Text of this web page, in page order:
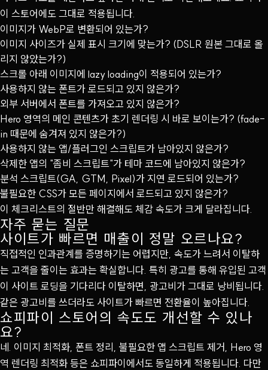
이 스토어에도 그대로 적용됩니다.
이미지가 WebP로 변환되어 있는가?
이미지 사이즈가 실제 표시 크기에 맞는가? (DSLR 원본 그대로 올
리지 않았는가?)
스크롤 아래 이미지에 lazy loading이 적용되어 있는가?
사용하지 않는 폰트가 로드되고 있지 않은가?
외부 서버에서 폰트를 가져오고 있지 않은가?
Hero 영역의 메인 콘텐츠가 초기 렌더링 시 바로 보이는가? (fade-
in 때문에 숨겨져 있지 않은가?)
사용하지 않는 앱/플러그인 스크립트가 남아있지 않은가?
삭제한 앱의 "좀비 스크립트"가 테마 코드에 남아있지 않은가?
분석 스크립트(GA, GTM, Pixel)가 지연 로드되어 있는가?
불필요한 CSS가 모든 페이지에서 로드되고 있지 않은가?
이 체크리스트의 절반만 해결해도 체감 속도가 크게 달라집니다.
자주 묻는 질문
사이트가 빠르면 매출이 정말 오르나요?
직접적인 인과관계를 증명하기는 어렵지만, 속도가 느려서 이탈하
는 고객을 줄이는 효과는 확실합니다. 특히 광고를 통해 유입된 고객
이 사이트 로딩을 기다리다 이탈하면, 광고비가 그대로 낭비됩니다.
같은 광고비를 쓰더라도 사이트가 빠르면 전환율이 높아집니다.
쇼피파이 스토어의 속도도 개선할 수 있나
요?
네. 이미지 최적화, 폰트 정리, 불필요한 앱 스크립트 제거, Hero 영
역 렌더링 최적화 등은 쇼피파이에서도 동일하게 적용됩니다. 다만